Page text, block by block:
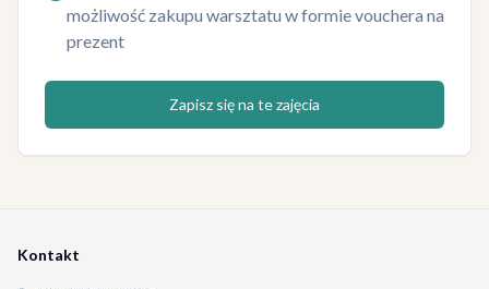
możliwość zakupu warsztatu w formie vouchera na
prezent
Zapisz się na te zajęcia
Kontakt